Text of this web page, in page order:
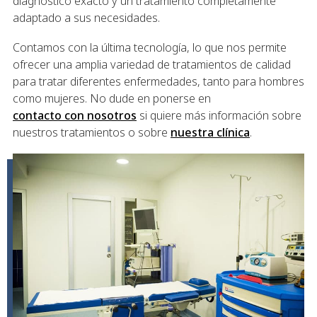
adaptado a sus necesidades.
Contamos con la última tecnología, lo que nos permite
ofrecer una amplia variedad de tratamientos de calidad
para tratar diferentes enfermedades, tanto para hombres
como mujeres. No dude en ponerse en
contacto con nosotros si quiere más información sobre
nuestros tratamientos o sobre nuestra clínica.